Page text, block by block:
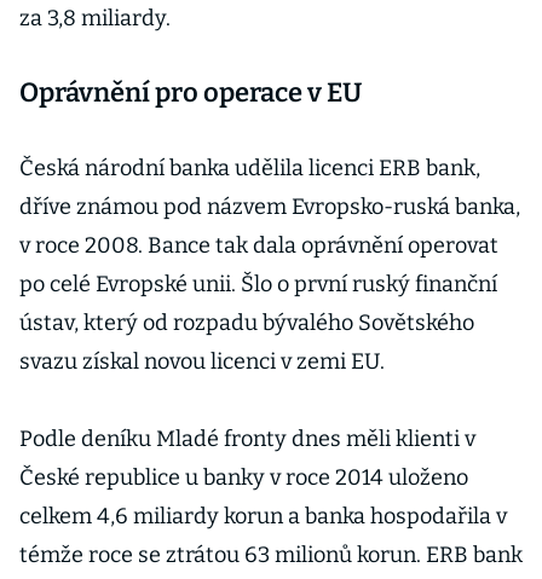
za 3,8 miliardy.
Oprávnění pro operace v EU
Česká národní banka udělila licenci ERB bank,
dříve známou pod názvem Evropsko-ruská banka,
v roce 2008. Bance tak dala oprávnění operovat
po celé Evropské unii. Šlo o první ruský finanční
ústav, který od rozpadu bývalého Sovětského
svazu získal novou licenci v zemi EU.
Podle deníku Mladé fronty dnes měli klienti v
České republice u banky v roce 2014 uloženo
celkem 4,6 miliardy korun a banka hospodařila v
témže roce se ztrátou 63 milionů korun. ERB bank